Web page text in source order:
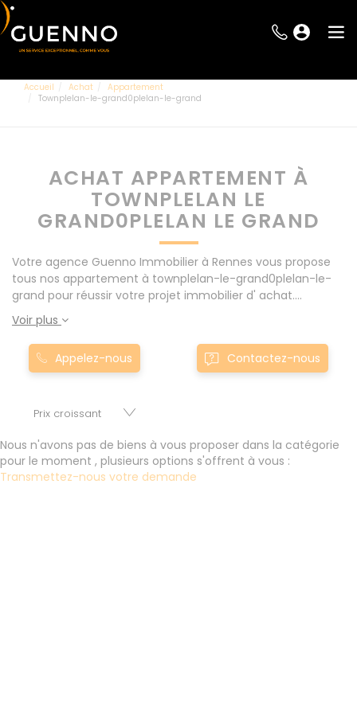
Accueil Achat
Appartement
Townplelan-le-grand0plelan-le-grand
ACHAT APPARTEMENT À
TOWNPLELAN LE
GRAND0PLELAN LE GRAND
Votre agence Guenno Immobilier à Rennes vous propose
tous nos appartement à townplelan-le-grand0plelan-le-
grand pour réussir votre projet immobilier d' achat.
Consultez l'ensemble de nos offres à Rennes mais
également aux alentours : Le Rheu, Pacé, Montgermont...
Nos appartement à townplelan-le-grand0plelan-le-grand
sont proposés au meilleur prix du marché pour permettre
baux, fonds de commerces, appartements, maisons,
Voir plus
Appelez-nous Contactez-nous
Nous n'avons pas de biens à vous proposer dans la catégorie
pour le moment , plusieurs options s'offrent à vous :
Transmettez-nous votre demande